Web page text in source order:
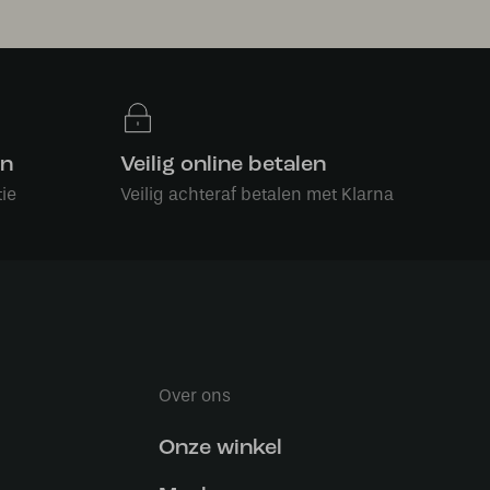
Veilig online betalen
Veilig achteraf betalen met Klarna
Over ons
Onze winkel